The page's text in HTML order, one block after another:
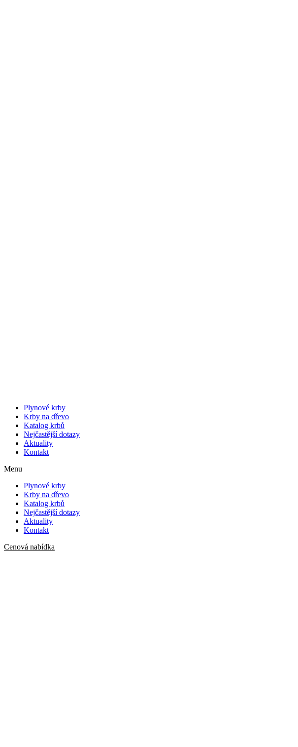
Plynové krby
Krby na dřevo
Katalog krbů
Nejčastější dotazy
Aktuality
Kontakt
Menu
Plynové krby
Krby na dřevo
Katalog krbů
Nejčastější dotazy
Aktuality
Kontakt
Cenová nabídka